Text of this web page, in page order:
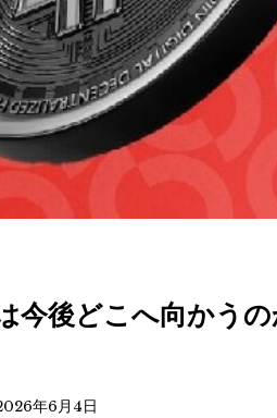
今後どこへ向かう
年6月4日